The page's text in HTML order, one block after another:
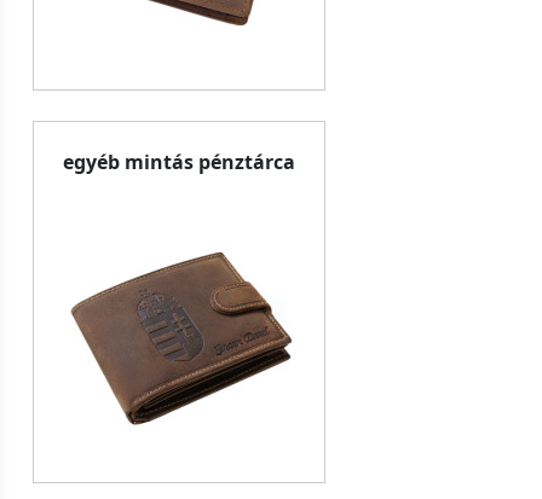
egyéb mintás pénztárca